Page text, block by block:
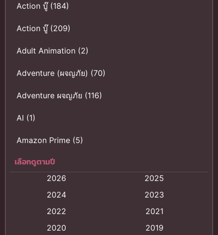
Action บู๊(184)
Action บู๊(209)
Adult Animation (2)
Adventure (ผจญภัย) (70)
Adventure ผจญภัย (116)
AI (1)
Amazon Prime (5)
Anal (ประตูหลัง)
Animation การ์ตูน
Animation อนิเมะ
เลือกดูตามปี
2026
2025
2024
2023
2022
2021
2020
2019